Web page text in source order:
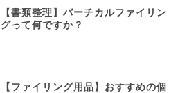
【書類整理】バーチカルファイリン
グって何ですか？
【ファイリング用品】おすすめの個